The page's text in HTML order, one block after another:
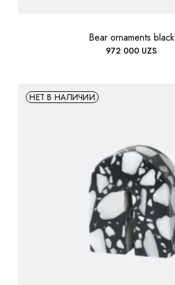
Bear ornaments black
972 000 UZS
НЕТ В НАЛИЧИИ